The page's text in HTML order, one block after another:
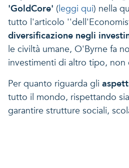
'GoldCore' (leggi qui) nella
tutto l'articolo
diversificazione negli
le civiltà umane, O'Byrne fa
investimenti di altro tipo,
Per quanto riguarda gli
tutto il mondo, rispettando
garantire strutture sociali,